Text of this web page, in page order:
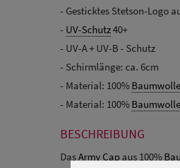
- Gesticktes Stetson-Logo
- UV-Schutz40+
- UV-A + UV-B - Schutz
- Schirmlänge: ca. 6cm
- Material: 100% Baumwolle
- Material: 100% Baumwolle
BESCHREIBUNG
DasArmy Cap aus 100%